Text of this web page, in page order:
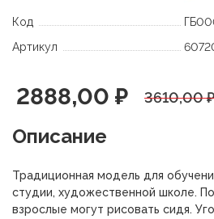
Код
Артикул
3610,00₽
Первоначальная
цена
составляла
3610,00 ₽.
2888,00 ₽
Текущая
цена:
2888,00 ₽.
Описание
Традиционная модель для
студии, художественной школе.
взрослые могут рисовать сидя.